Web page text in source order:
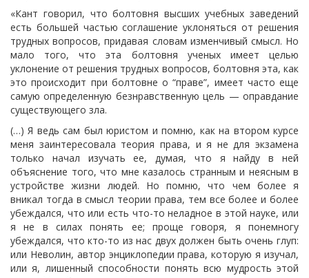
«Кант говорил, что болтовня высших учебных заведений
есть большей частью соглашение уклоняться от решения
трудных вопросов, придавая словам изменчивый смысл. Но
мало того, что эта болтовня ученых имеет целью
уклонение от решения трудных вопросов, болтовня эта, как
это происходит при болтовне о “праве”, имеет часто еще
самую определенную безнравственную цель — оправдание
существующего зла.
(…) Я ведь сам был юристом и помню, как на втором курсе
меня заинтересовала теория права, и я не для экзамена
только начал изучать ее, думая, что я найду в ней
объяснение того, что мне казалось странным и неясным в
устройстве жизни людей. Но помню, что чем более я
вникал тогда в смысл теории права, тем все более и более
убеждался, что или есть что-то неладное в этой науке, или
я не в силах понять ее; проще говоря, я понемногу
убеждался, что кто-то из нас двух должен быть очень глуп:
или Неволин, автор энциклопедии права, которую я изучал,
или я, лишенный способности понять всю мудрость этой